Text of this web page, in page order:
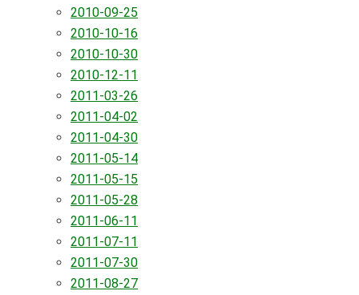
2010-09-25
2010-10-16
2010-10-30
2010-12-11
2011-03-26
2011-04-02
2011-04-30
2011-05-14
2011-05-15
2011-05-28
2011-06-11
2011-07-11
2011-07-30
2011-08-27